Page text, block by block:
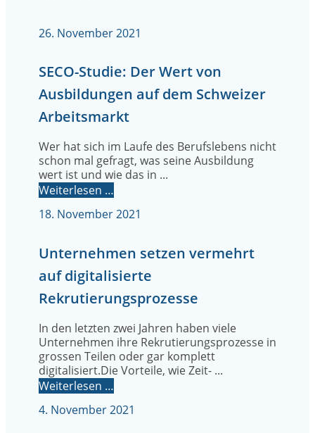
26. November 2021
SECO-Studie: Der Wert von
Ausbildungen auf dem Schweizer
Arbeitsmarkt
Wer hat sich im Laufe des Berufslebens nicht
schon mal gefragt, was seine Ausbildung
wert ist und wie das in ...
Weiterlesen …
18. November 2021
Unternehmen setzen vermehrt
auf digitalisierte
Rekrutierungsprozesse
In den letzten zwei Jahren haben viele
Unternehmen ihre Rekrutierungsprozesse in
grossen Teilen oder gar komplett
digitalisiert.Die Vorteile, wie Zeit- ...
Weiterlesen …
4. November 2021